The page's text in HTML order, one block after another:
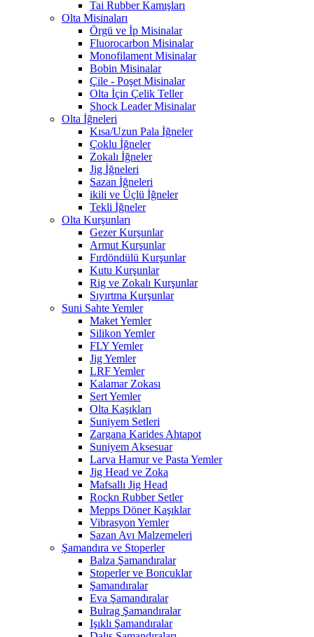
Tai Rubber Kamışları
Olta Misinaları
Örgü ve İp Misinalar
Fluorocarbon Misinalar
Monofilament Misinalar
Bobin Misinalar
Çile - Poşet Misinalar
Olta İçin Çelik Teller
Shock Leader Misinalar
Olta İğneleri
Kısa/Uzun Pala İğneler
Çoklu İğneler
Zokalı İğneler
Jig İğneleri
Sazan İğneleri
ikili ve Üçlü İğneler
Tekli İğneler
Olta Kurşunları
Gezer Kurşunlar
Armut Kurşunlar
Fırdöndülü Kurşunlar
Kutu Kurşunlar
Rig ve Zokalı Kurşunlar
Sıyırtma Kurşunlar
Suni Sahte Yemler
Maket Yemler
Silikon Yemler
FLY Yemler
Jig Yemler
LRF Yemler
Kalamar Zokası
Sert Yemler
Olta Kaşıkları
Suniyem Setleri
Zargana Karides Ahtapot
Suniyem Aksesuar
Larva Hamur ve Pasta Yemler
Jig Head ve Zoka
Mafsallı Jig Head
Rockn Rubber Setler
Mepps Döner Kaşıklar
Vibrasyon Yemler
Sazan Avı Malzemeleri
Şamandıra ve Stoperler
Balza Şamandıralar
Stoperler ve Boncuklar
Şamandıralar
Eva Şamandıralar
Bulrag Şamandıralar
Işıklı Şamandıralar